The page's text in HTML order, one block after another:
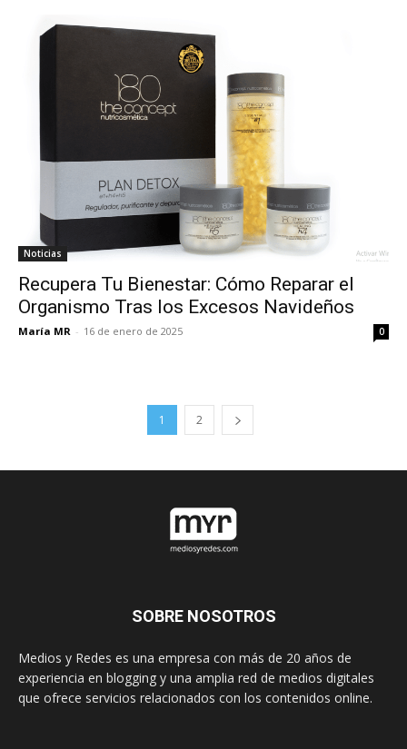
Noticias
Recupera Tu Bienestar: Cómo Reparar el
Organismo Tras los Excesos Navideños
María MR - 16 de enero de 2025 0
1 2
SOBRE NOSOTROS
Medios y Redes es una empresa con más de 20 años de
experiencia en blogging y una amplia red de medios digitales
que ofrece servicios relacionados con los contenidos online.